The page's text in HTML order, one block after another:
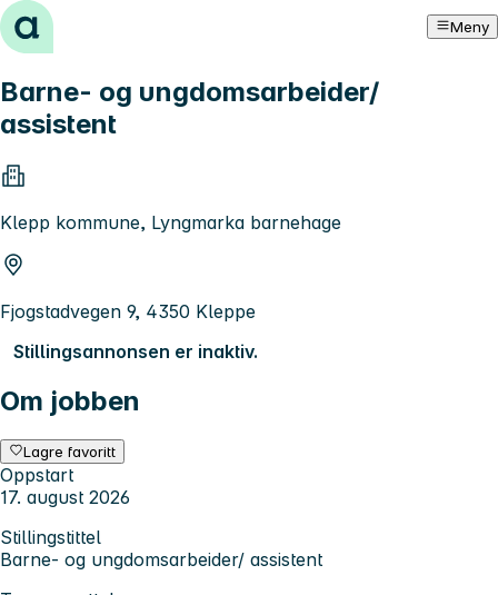
Hopp til innhold Meny
Barne- og ungdomsarbeider/
assistent
Klepp kommune, Lyngmarka barnehage
Fjogstadvegen 9, 4350 Kleppe
Stillingsannonsen er inaktiv.
Om jobben
Lagre favoritt
Oppstart
17. august 2026
Stillingstittel
Barne- og ungdomsarbeider/ assistent